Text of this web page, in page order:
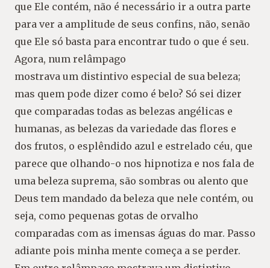
que Ele contém, não é necessário ir a outra parte
para ver a amplitude de seus confins, não, senão
que Ele só basta para encontrar tudo o que é seu.
Agora, num relâmpago
mostrava um distintivo especial de sua beleza;
mas quem pode dizer como é belo? Só sei dizer
que comparadas todas as belezas angélicas e
humanas, as belezas da variedade das flores e
dos frutos, o esplêndido azul e estrelado céu, que
parece que olhando-o nos hipnotiza e nos fala de
uma beleza suprema, são sombras ou alento que
Deus tem mandado da beleza que nele contém, ou
seja, como pequenas gotas de orvalho
comparadas com as imensas águas do mar. Passo
adiante pois minha mente começa a se perder.